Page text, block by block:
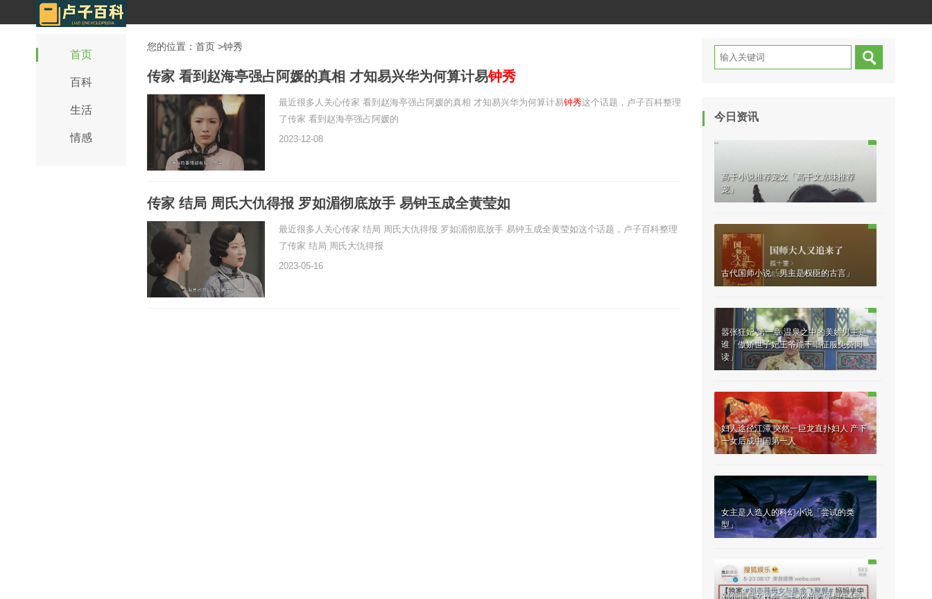
首页
百科
生活
情感
您的位置： 首页 >钟秀
传家 看到赵海亭强占阿媛的真相 才知易兴华为何算计易钟秀
最近很多人关心传家 看到赵海亭强占阿媛的真相 才知易兴华为何算计易钟秀这个话题，卢子百科整理
了传家 看到赵海亭强占阿媛的
2023-12-08
传家 结局 周氏大仇得报 罗如湄彻底放手 易钟玉成全黄莹如
最近很多人关心传家 结局 周氏大仇得报 罗如湄彻底放手 易钟玉成全黄莹如这个话题，卢子百科整理
了传家 结局 周氏大仇得报
2023-05-16
今日资讯
高干小说推荐宠文「高干文京味推荐
宠」
古代国师小说「男主是权臣的古言」
嚣张狂妃 第一章 温泉之中的美娇男主是
谁「傲娇世子妃王爷跪下唱征服免费阅
读」
妇人途径江潭 突然一巨龙直扑妇人 产下
一女后成中国第一人
女主是人造人的科幻小说「尝试的类
型」
刘亦菲母女夜会金主 张柏芝爆想生4胎